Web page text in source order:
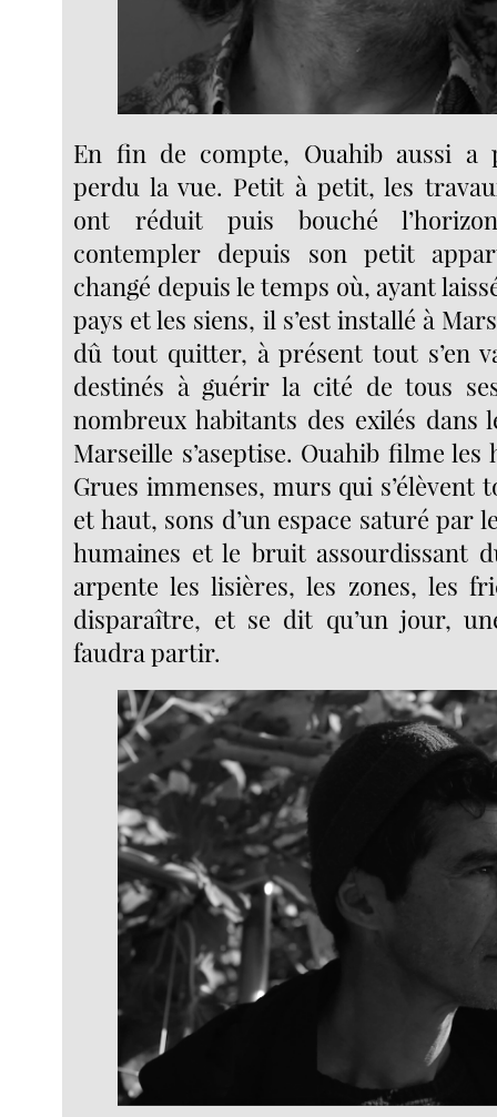
En fin de compte, Ouahib aussi a
perdu la vue. Petit à petit, les
ont réduit puis bouché
contempler depuis son petit
changé depuis le temps où, ayant
pays et les siens, il s’est installé à
dû tout quitter, à présent tout s’en
destinés à guérir la cité de tous
nombreux habitants des exilés dans
Marseille s’aseptise. Ouahib filme
Grues immenses, murs qui s’élèvent
et haut, sons d’un espace saturé par
humaines et le bruit assourdissant
arpente les lisières, les zones, les
disparaître, et se dit qu’un jour,
faudra partir.